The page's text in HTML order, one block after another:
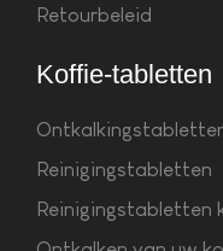
Retourbeleid
Koffie-tabletten
Reinigingstabletten
Reinigingstabletten